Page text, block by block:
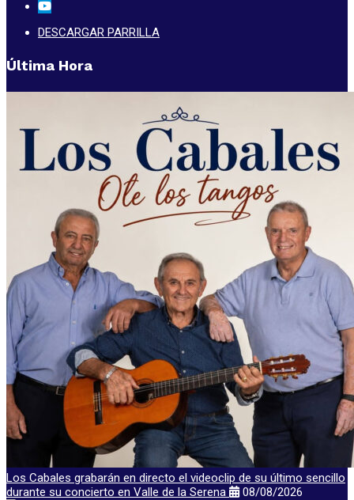
DESCARGAR PARRILLA
Última Hora
Los Cabales grabarán en directo el videoclip de su último sencillo
durante su concierto en Valle de la Serena
08/08/2026